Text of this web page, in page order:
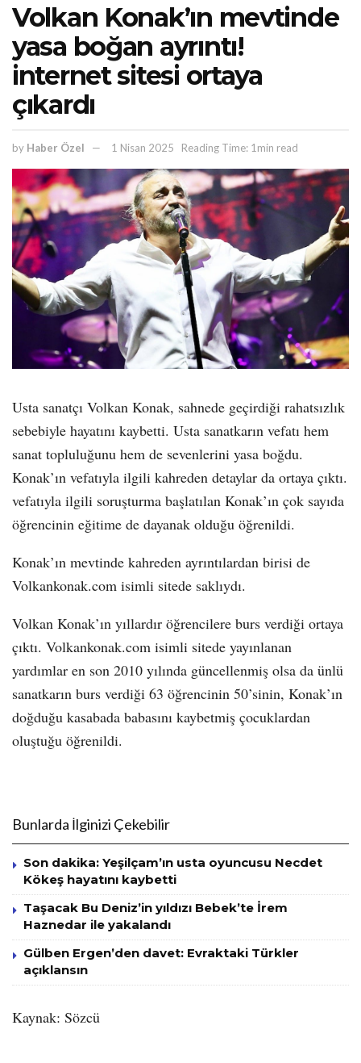
Volkan Konak’ın mevtinde
yasa boğan ayrıntı!
internet sitesi ortaya
çıkardı
by Haber Özel 1 Nisan 2025 Reading Time: 1min read
Usta sanatçı Volkan Konak, sahnede geçirdiği rahatsızlık
sebebiyle hayatını kaybetti. Usta sanatkarın vefatı hem
sanat topluluğunu hem de sevenlerini yasa boğdu.
Konak’ın vefatıyla ilgili kahreden detaylar da ortaya çıktı.
vefatıyla ilgili soruşturma başlatılan Konak’ın çok sayıda
öğrencinin eğitime de dayanak olduğu öğrenildi.
Konak’ın mevtinde kahreden ayrıntılardan birisi de
Volkankonak.com isimli sitede saklıydı.
Volkan Konak’ın yıllardır öğrencilere burs verdiği ortaya
çıktı. Volkankonak.com isimli sitede yayınlanan
yardımlar en son 2010 yılında güncellenmiş olsa da ünlü
sanatkarın burs verdiği 63 öğrencinin 50’sinin, Konak’ın
doğduğu kasabada babasını kaybetmiş çocuklardan
oluştuğu öğrenildi.
Bunlarda İlginizi Çekebilir
Son dakika: Yeşilçam’ın usta oyuncusu Necdet
Kökeş hayatını kaybetti
Taşacak Bu Deniz’in yıldızı Bebek’te İrem
Haznedar ile yakalandı
Gülben Ergen’den davet: Evraktaki Türkler
açıklansın
Kaynak: Sözcü